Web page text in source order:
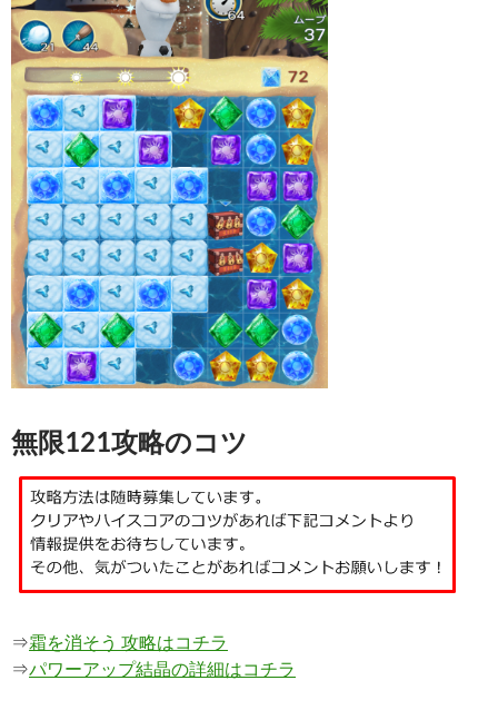
無限121攻略のコツ
⇒霜を消そう 攻略はコチラ
⇒パワーアップ結晶の詳細はコチラ